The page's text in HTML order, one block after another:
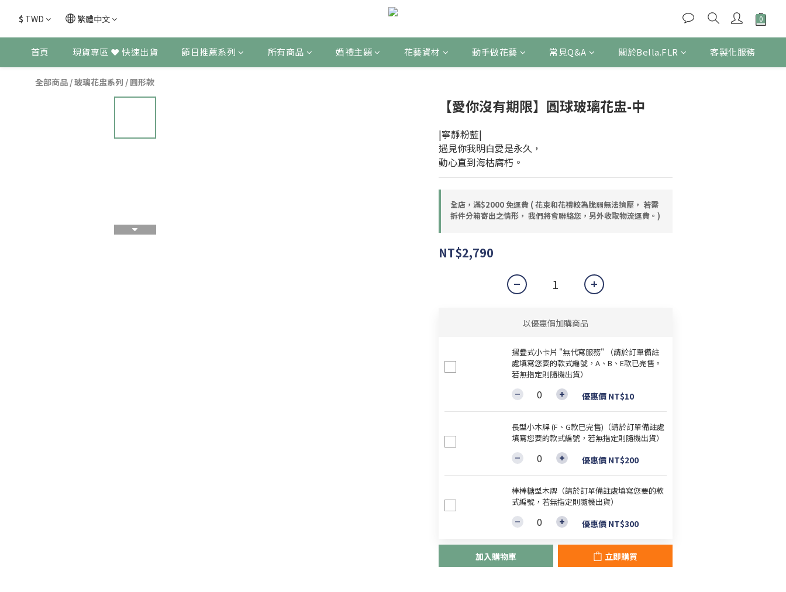
$ TWD 繁體中文
首頁 現貨專區 ❤ 快速出貨 節日推薦系列 所有商品 婚禮主題 花藝資材 動手做花藝 常見Q&A 關於Bella.FLR 客製化服務
全部商品 /玻璃花盅系列 / 圓形款
【愛你沒有期限】圓球玻璃花盅-中
|寧靜粉藍|
遇見你我明白愛是永久，
動心直到海枯腐朽。
全店，滿$2000 免運費 ( 花束和花禮較為脆弱無法擠壓， 若需
拆件分箱寄出之情形， 我們將會聯絡您，另外收取物流運費。)
NT$2,790
以優惠價加購商品
摺疊式小卡片 "無代寫服務" （請於訂單備註
處填寫您要的款式編號，A、B、E款已完售。
若無指定則隨機出貨）
優惠價 NT$10
長型小木牌 (F、G款已完售)（請於訂單備註處
填寫您要的款式編號，若無指定則隨機出貨）
優惠價 NT$200
棒棒糖型木牌（請於訂單備註處填寫您要的款
式編號，若無指定則隨機出貨）
優惠價 NT$300
加入購物車 立即購買